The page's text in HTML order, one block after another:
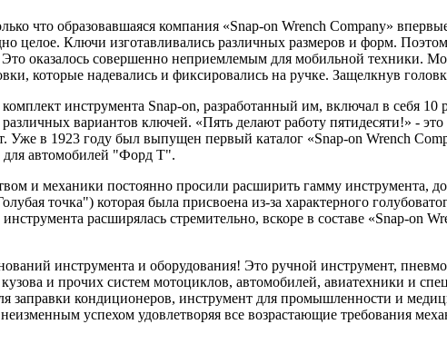
что образовавшаяся компания «Snap-on Wrench Company»
целое. Ключи изготавливались различных размеров и форм.
оказалось совершенно неприемлемым для мобильной техники.
которые надевались и фиксировались на ручке. Защелкнув
инструмента Snap-on, разработанный им, включал в себя 10
вариантов ключей. «Пять делают работу пятидесяти!» -
Уже в 1923 году был выпущен первый каталог «Snap-on Wrench
для автомобилей "Форд Т".
и механики постоянно просили расширить гамму инструмента,
точка") которая была присвоена из-за характерного
расширялась стремительно, вскоре в составе «Snap-on
инструмента и оборудования! Это ручной инструмент,
и прочих систем мотоциклов, автомобилей, авиатехники и
кондиционеров, инструмент для промышленности и
успехом удовлетворяя все возрастающие требования